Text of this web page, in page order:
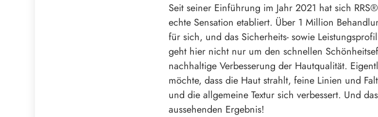
Seit seiner Einführung im Jahr 2021 hat sich
echte Sensation etabliert. Über 1 Million
für sich, und das Sicherheits- sowie
geht hier nicht nur um den schnellen
nachhaltige Verbesserung der Hautqualität.
möchte, dass die Haut strahlt, feine Linien und
und die allgemeine Textur sich verbessert. Und
aussehenden Ergebnis!